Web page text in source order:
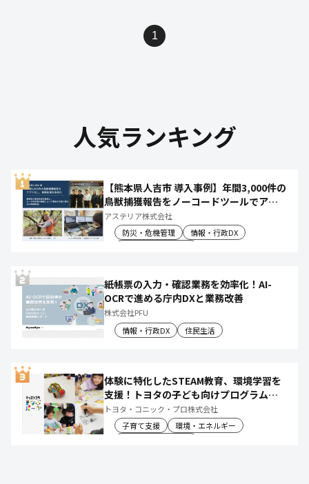
1
人気ランキング
【熊本県人吉市 導入事例】年間3,000件の
鳥獣捕獲報告をノーコードツールでアプ
リ化し、月50時間の庁内作業を削減
アステリア株式会社
防災・危機管理
情報・行政DX
紙帳票の入力・確認業務を効率化！AI-
OCRで進める庁内DXと業務改善
株式会社PFU
情報・行政DX
住民生活
体験に特化したSTEAM教育、環境学習を
支援！トヨタの子ども向けプログラムで
社会や将来について楽しく学べる体験機
会を創出
トヨタ・コニック・プロ株式会社
子育て支援
環境・エネルギー